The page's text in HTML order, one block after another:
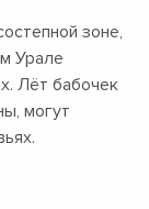
зоне,
Урале
Лёт бабочек
могут